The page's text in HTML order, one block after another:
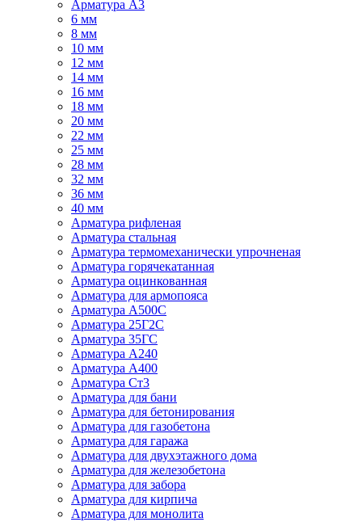
Арматура А3
6 мм
8 мм
10 мм
12 мм
14 мм
16 мм
18 мм
20 мм
22 мм
25 мм
28 мм
32 мм
36 мм
40 мм
Арматура рифленая
Арматура стальная
Арматура термомеханически упрочненая
Арматура горячекатанная
Арматура оцинкованная
Арматура для армопояса
Арматура A500С
Арматура 25Г2С
Арматура 35ГС
Арматура А240
Арматура А400
Арматура Ст3
Арматура для бани
Арматура для бетонирования
Арматура для газобетона
Арматура для гаража
Арматура для двухэтажного дома
Арматура для железобетона
Арматура для забора
Арматура для кирпича
Арматура для монолита